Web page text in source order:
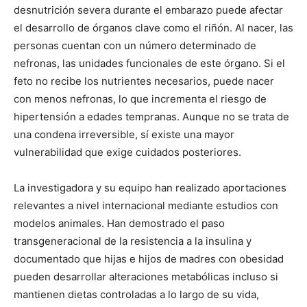
desnutrición severa durante el embarazo puede afectar
el desarrollo de órganos clave como el riñón. Al nacer, las
personas cuentan con un número determinado de
nefronas, las unidades funcionales de este órgano. Si el
feto no recibe los nutrientes necesarios, puede nacer
con menos nefronas, lo que incrementa el riesgo de
hipertensión a edades tempranas. Aunque no se trata de
una condena irreversible, sí existe una mayor
vulnerabilidad que exige cuidados posteriores.
La investigadora y su equipo han realizado aportaciones
relevantes a nivel internacional mediante estudios con
modelos animales. Han demostrado el paso
transgeneracional de la resistencia a la insulina y
documentado que hijas e hijos de madres con obesidad
pueden desarrollar alteraciones metabólicas incluso si
mantienen dietas controladas a lo largo de su vida,